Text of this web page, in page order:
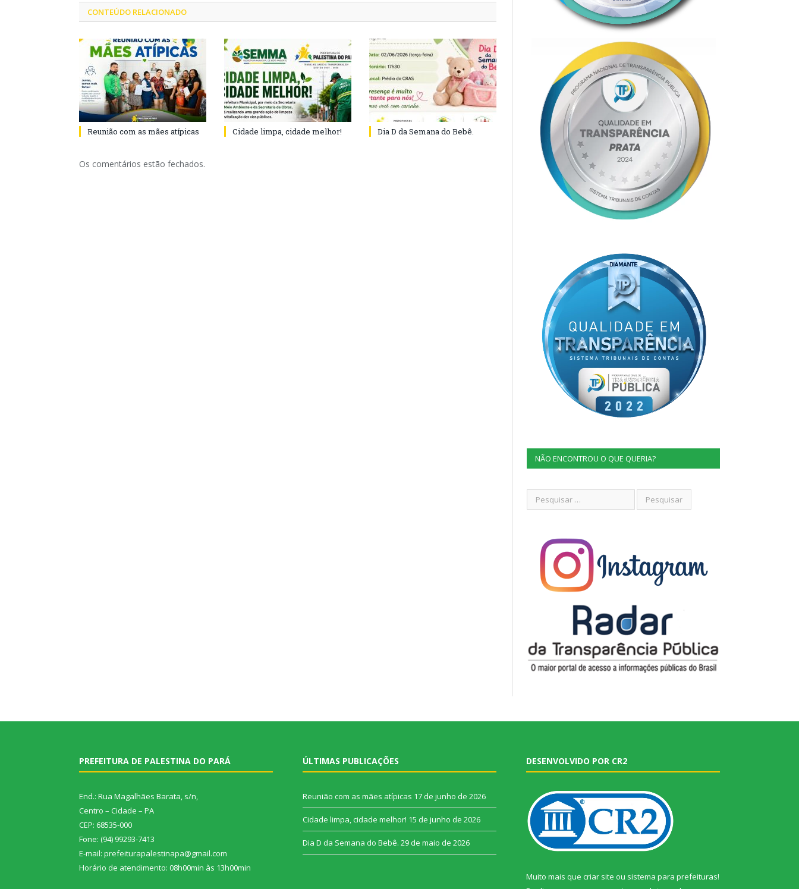
CONTEÚDO RELACIONADO
Reunião com as mães atípicas Cidade limpa, cidade melhor! Dia D da Semana do Bebê.
Os comentários estão fechados.
NÃO ENCONTROU O QUE QUERIA?
PREFEITURA DE PALESTINA DO PARÁ
End.: Rua Magalhães Barata, s/n,
Centro – Cidade – PA
CEP: 68535-000
Fone: (94) 99293-7413
E-mail: prefeiturapalestinapa@gmail.com
Horário de atendimento: 08h00min às 13h00min
ÚLTIMAS PUBLICAÇÕES
Reunião com as mães atípicas 17 de junho de 2026
Cidade limpa, cidade melhor! 15 de junho de 2026
Dia D da Semana do Bebê. 29 de maio de 2026
DESENVOLVIDO POR CR2
Muito mais que criar site ou sistema para prefeituras!